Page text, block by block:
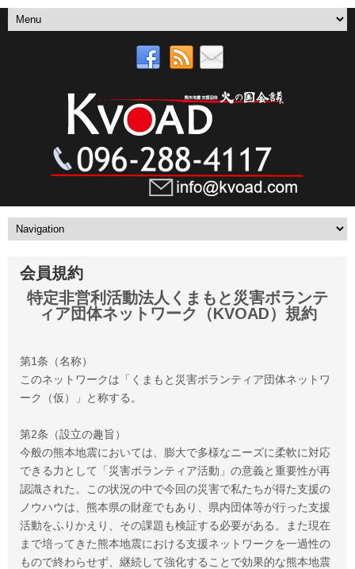
会員規約
特定非営利活動法人くまもと災害ボランテ
ィア団体ネットワーク（KVOAD）規約
第1条（名称）
このネットワークは「くまもと災害ボランティア団体ネットワ
ーク（仮）」と称する。
第2条（設立の趣旨）
今般の熊本地震においては、膨大で多様なニーズに柔軟に対応
できる力として「災害ボランティア活動」の意義と重要性が再
認識された。この状況の中で今回の災害で私たちが得た支援の
ノウハウは、熊本県の財産でもあり、県内団体等が行った支援
活動をふりかえり、その課題も検証する必要がある。また現在
まで培ってきた熊本地震における支援ネットワークを一過性の
もので終わらせず、継続して強化することで効果的な熊本地震